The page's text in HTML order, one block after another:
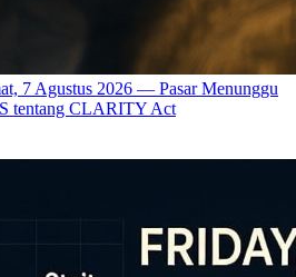
7 Agustus 2026 — Pasar Menunggu
tentang CLARITY Act